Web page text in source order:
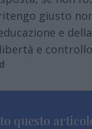
giusto
e
e
questo